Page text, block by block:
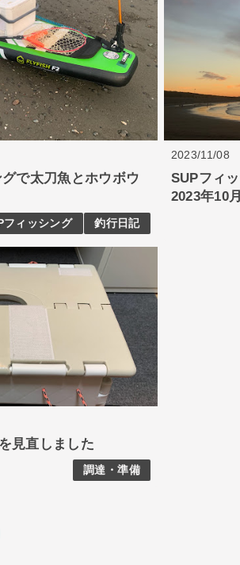
で太刀魚とホウボウ
フィッシング 釣行日記
2023/11/08
SUPフィ
2023年10
見直しました
調達・準備